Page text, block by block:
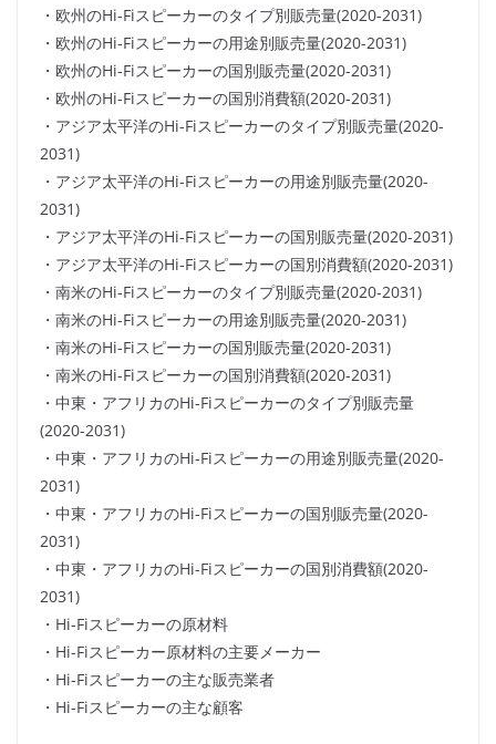
・欧州のHi-Fiスピーカーのタイプ別販売量(2020-2031)
・欧州のHi-Fiスピーカーの用途別販売量(2020-2031)
・欧州のHi-Fiスピーカーの国別販売量(2020-2031)
・欧州のHi-Fiスピーカーの国別消費額(2020-2031)
・アジア太平洋のHi-Fiスピーカーのタイプ別販売量(2020-
2031)
・アジア太平洋のHi-Fiスピーカーの用途別販売量(2020-
2031)
・アジア太平洋のHi-Fiスピーカーの国別販売量(2020-2031)
・アジア太平洋のHi-Fiスピーカーの国別消費額(2020-2031)
・南米のHi-Fiスピーカーのタイプ別販売量(2020-2031)
・南米のHi-Fiスピーカーの用途別販売量(2020-2031)
・南米のHi-Fiスピーカーの国別販売量(2020-2031)
・南米のHi-Fiスピーカーの国別消費額(2020-2031)
・中東・アフリカのHi-Fiスピーカーのタイプ別販売量
(2020-2031)
・中東・アフリカのHi-Fiスピーカーの用途別販売量(2020-
2031)
・中東・アフリカのHi-Fiスピーカーの国別販売量(2020-
2031)
・中東・アフリカのHi-Fiスピーカーの国別消費額(2020-
2031)
・Hi-Fiスピーカーの原材料
・Hi-Fiスピーカー原材料の主要メーカー
・Hi-Fiスピーカーの主な販売業者
・Hi-Fiスピーカーの主な顧客